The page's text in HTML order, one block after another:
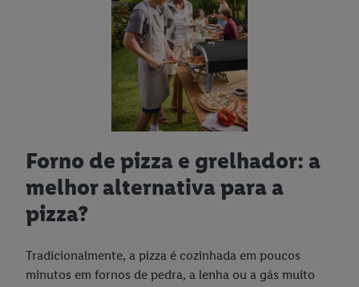
Forno de pizza e grelhador: a
melhor alternativa para a
pizza?
Tradicionalmente, a pizza é cozinhada em poucos
minutos em fornos de pedra, a lenha ou a gás muito